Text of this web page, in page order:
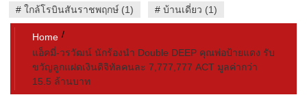
# ใกล้โรบินสันราชพฤกษ์ (1) # บ้านเดี่ยว (1)
Home
แอ็คมี่-วรวัฒน์ นักร้องนำ Double DEEP คุณพ่อป้ายแดง รับ
ขวัญลูกแฝดเงินดิจิทัลคนละ 7,777,777 ACT มูลค่ากว่า
15.5 ล้านบาท